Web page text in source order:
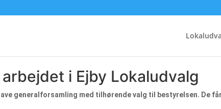
i Ejby Lokaludvalg
generalforsamling med tilhørende valg til bestyrelsen.